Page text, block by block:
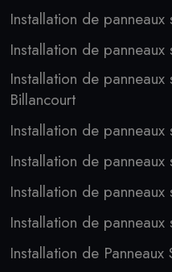
Installation de panneaux
Installation de
Installation de
Billancourt
Installation de
Installation de
Installation de
Installation de
Installation de